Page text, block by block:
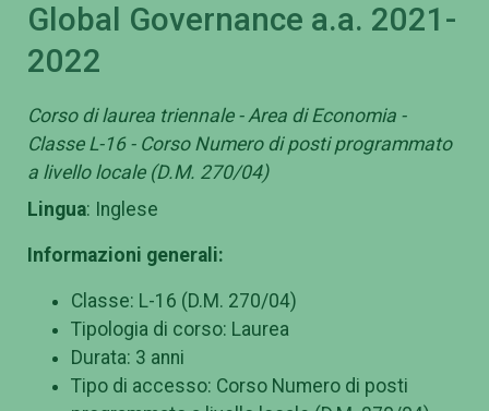
Global Governance a.a. 2021-
2022
Corso di laurea triennale - Area di Economia -
Classe L-16 - Corso Numero di posti programmato
a livello locale (D.M. 270/04)
Lingua: Inglese
Informazioni generali:
Classe: L-16 (D.M. 270/04)
Tipologia di corso: Laurea
Durata: 3 anni
Tipo di accesso: Corso Numero di posti